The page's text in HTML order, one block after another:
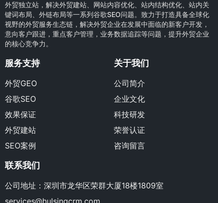
外贸独立站，解决外贸建站、网站内容优化、站内结构优化、站内关
键词布局、外链布局等一系列谷歌SEO问题。致力于打造具备全球化
视野的外贸服务生态链，解决外贸企业在发展中面临的新客户开发，
意向客户跟进，重点客户管理，业务数据追踪等问题，提升外贸企业
的核心竞争力。
服务支持
外贸GEO
谷歌SEO
效果保证
外贸建站
SEO案例
关于我们
公司简介
企业文化
科技研发
荣誉认证
咨询留言
联系我们
公司地址：深圳市龙华区荣群大厦18楼1809室